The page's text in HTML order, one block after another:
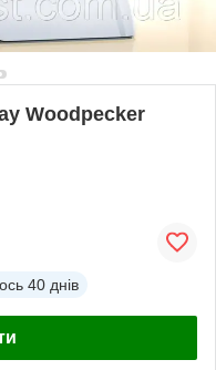
Woodpecker
40 днів